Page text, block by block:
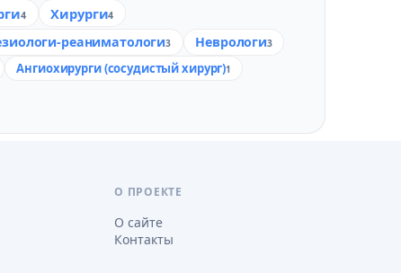
4 Хирурги4
реаниматологи3 Неврологи3
Ангиохирурги (сосудистый хирург)1
О ПРОЕКТЕ
О сайте
Контакты